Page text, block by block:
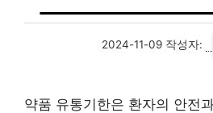
2024-11-09 작성자:
약품 유통기한은 환자의 안전